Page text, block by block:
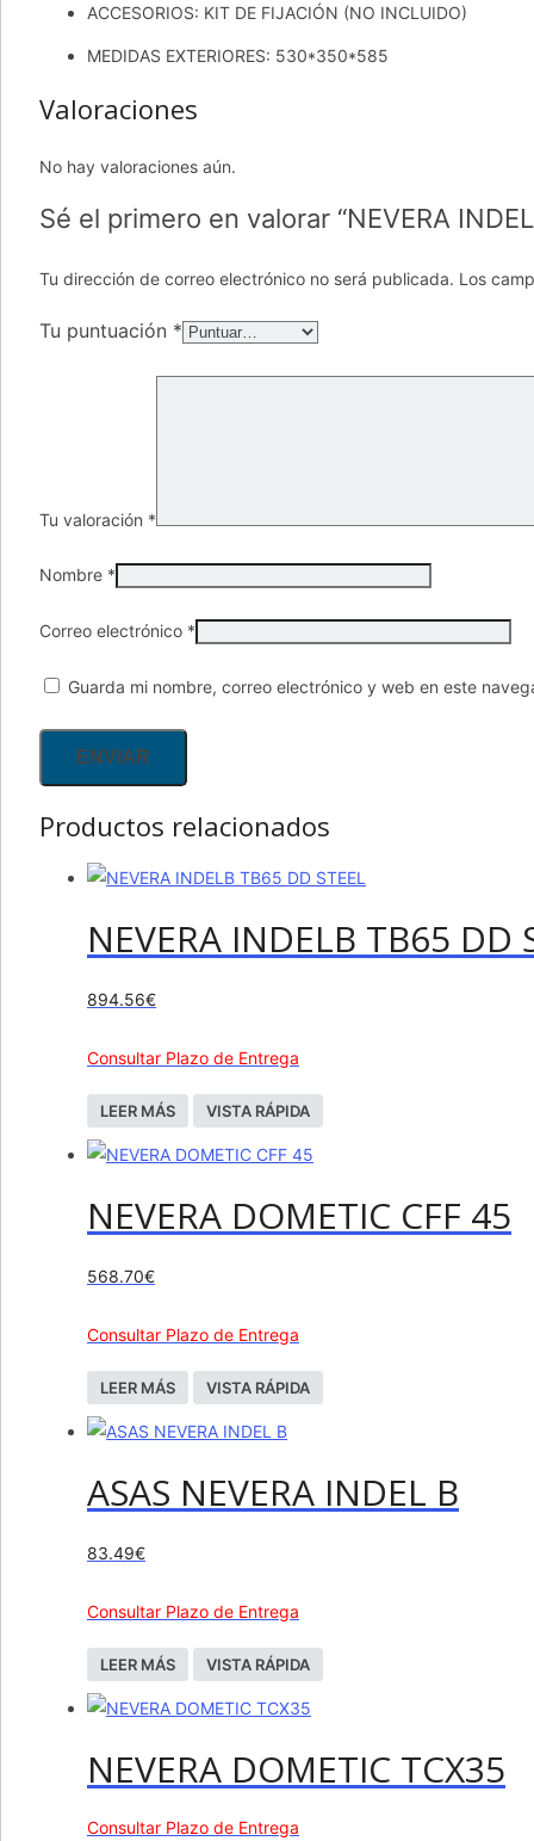
ACCESORIOS: KIT DE FIJACIÓN (NO INCLUIDO)
MEDIDAS EXTERIORES: 530*350*585
Valoraciones
No hay valoraciones aún.
Sé el primero en valorar “NEVERA
Tu dirección de correo electrónico no será publicada. Los
Tu puntuación *
Tu valoración *
Nombre *
Correo electrónico *
Guarda mi nombre, correo electrónico y web en este
Productos relacionados
NEVERA INDELB TB65 DD
894.56€
Consultar Plazo de Entrega
LEER MÁS VISTA RÁPIDA
NEVERA DOMETIC CFF 45
568.70€
Consultar Plazo de Entrega
LEER MÁS VISTA RÁPIDA
ASAS NEVERA INDEL B
83.49€
Consultar Plazo de Entrega
LEER MÁS VISTA RÁPIDA
NEVERA DOMETIC TCX35
Consultar Plazo de Entrega